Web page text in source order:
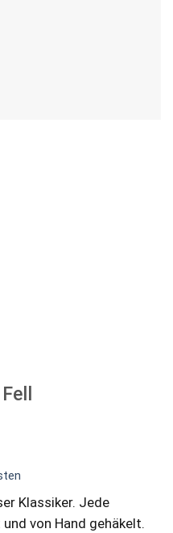
Klassiker. Jede
von Hand gehäkelt.